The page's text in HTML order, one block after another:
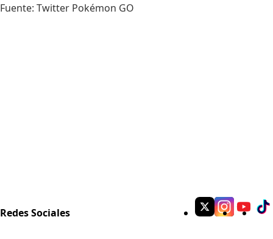
Fuente: Twitter Pokémon GO
Redes Sociales